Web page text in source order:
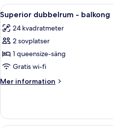
balkong
Öppna
alla
foton
för
Superior
dubbelrum
-
balkong
7
Superior dubbelrum - balkong
24 kvadratmeter
2 sovplatser
1 queensize-säng
Gratis wi-fi
Mer information
Mer
dubbelrum